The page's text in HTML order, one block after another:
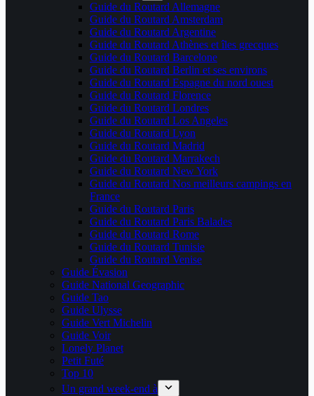
Guide du Routard Allemagne
Guide du Routard Amsterdam
Guide du Routard Argentine
Guide du Routard Athènes et îles grecques
Guide du Routard Barcelone
Guide du Routard Berlin et ses environs
Guide du Routard Espagne du nord ouest
Guide du Routard Florence
Guide du Routard Londres
Guide du Routard Los Angeles
Guide du Routard Lyon
Guide du Routard Madrid
Guide du Routard Marrakech
Guide du Routard New York
Guide du Routard Nos meilleurs campings en
France
Guide du Routard Paris
Guide du Routard Paris Balades
Guide du Routard Rome
Guide du Routard Tunisie
Guide du Routard Venise
Guide Évasion
Guide National Geographic
Guide Tao
Guide Ulysse
Guide Vert Michelin
Guide Voir
Lonely Planet
Petit Futé
Top 10
Un grand week-end à